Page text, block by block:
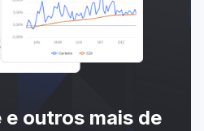
outros mais de